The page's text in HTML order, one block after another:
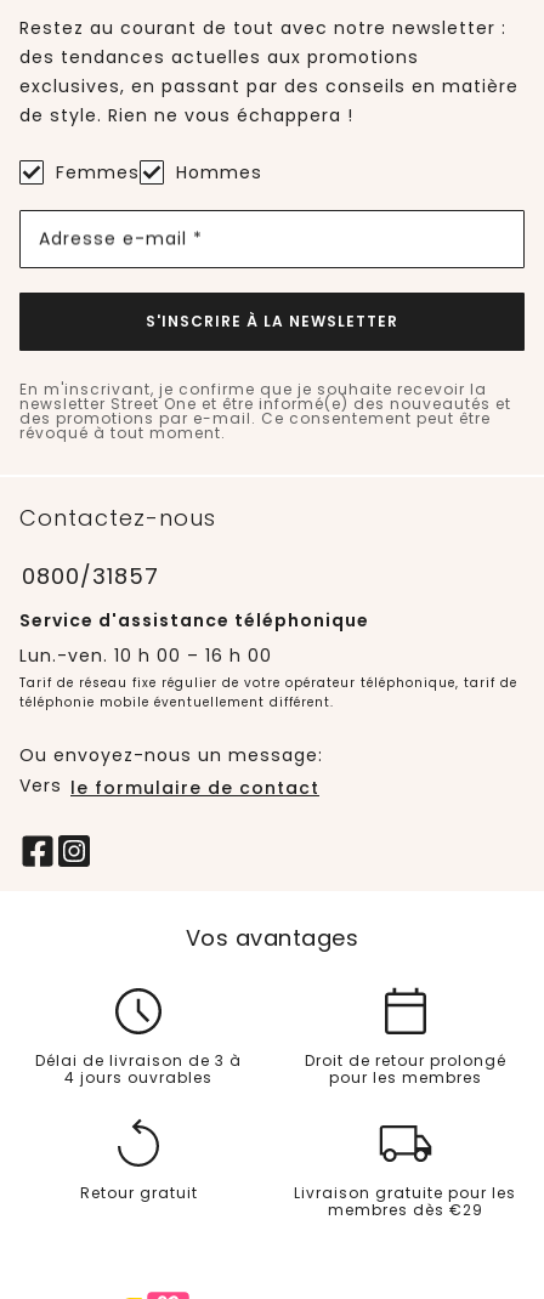
Restez au courant de tout avec notre newsletter :
des tendances actuelles aux promotions
exclusives, en passant par des conseils en matière
de style. Rien ne vous échappera !
Femmes Hommes
Adresse e-mail *
S'INSCRIRE À LA NEWSLETTER
En m'inscrivant, je confirme que je souhaite recevoir la
newsletter Street One et être informé(e) des nouveautés et
des promotions par e-mail. Ce consentement peut être
révoqué à tout moment.
Contactez-nous
0800/31857
Service d'assistance téléphonique
Lun.-ven. 10 h 00 – 16 h 00
Tarif de réseau fixe régulier de votre opérateur téléphonique, tarif de
téléphonie mobile éventuellement différent.
Ou envoyez-nous un message:
Vers le formulaire de contact
Vos avantages
Délai de livraison de 3 à
4 jours ouvrables
Droit de retour prolongé
pour les membres
Retour gratuit
Livraison gratuite pour les
membres dès €29